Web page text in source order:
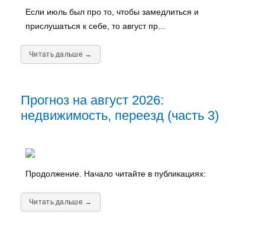
Если июль был про то, чтобы замедлиться и
прислушаться к себе, то август пр...
Читать дальше →
Прогноз на август 2026:
недвижимость, переезд (часть 3)
Продолжение. Начало читайте в публикациях:
Читать дальше →